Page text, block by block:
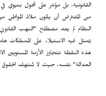
القانونية، بل مؤشر على تحول بنيوي في
من المفترض أن يكون ملاذ المواطن
النظام لم يعد مصطلح "النهب
يُمثل فيه الاستيلاء على الممتلكات
هذه النقطة تتجاوز الأزمة
العدالة" نفسه، حيث لا تُنتهك